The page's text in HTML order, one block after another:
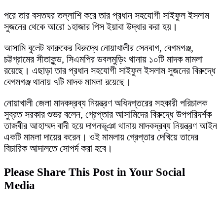
পরে তার বসতঘর তল্লাশি করে তার প্রধান সহযোগী সাইফুল ইসলাম
সুজনের থেকে আরো ১হাজার পিস ইয়াবা উদ্ধার করা হয়।
আসামি বুলেট ফারুকের বিরুদ্ধে নোয়াখালীর সেনবাগ, বেগমগঞ্জ,
চট্টগ্রামের সীতাকুন্ড, সিএমপির ডবলমুড়িং থানায় ১০টি মাদক মামলা
রয়েছে। এছাড়া তার প্রধান সহযোগী সাইফুল ইসলাম সুজনের বিরুদ্ধে
বেগমগঞ্জ থানায় ৭টি মাদক মামলা রয়েছে।
নোয়াখালী জেলা মাদকদ্রব্য নিয়ন্ত্রণ অধিদপ্তরের সহকারী পরিচালক
সুব্রত সরকার শুভর বলেন, গ্রেপ্তার আসামিদের বিরুদ্ধে উপপরিদর্শক
তাজবীর আহাম্মদ বাদী হয়ে দাগনভূঞা থানায় মাদকদ্রব্য নিয়ন্ত্রণ আইন
একটি মামলা দায়ের করেন। ওই মামলায় গ্রেপ্তার দেখিয়ে তাদের
বিচারিক আদালতে সোপর্দ করা হবে।
Please Share This Post in Your Social
Media